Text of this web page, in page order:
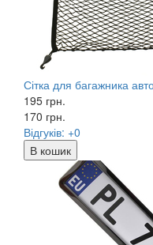
Сітка для багажника
195 грн.
170 грн.
Відгуків: +0
В кошик